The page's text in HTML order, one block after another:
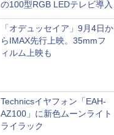
の100型RGB LEDテレビ導入
「オデュッセイア」9月4日か
らIMAX先行上映。35mmフ
ィルム上映も
Technicsイヤフォン「EAH-
AZ100」に新色ムーンライト
ライラック